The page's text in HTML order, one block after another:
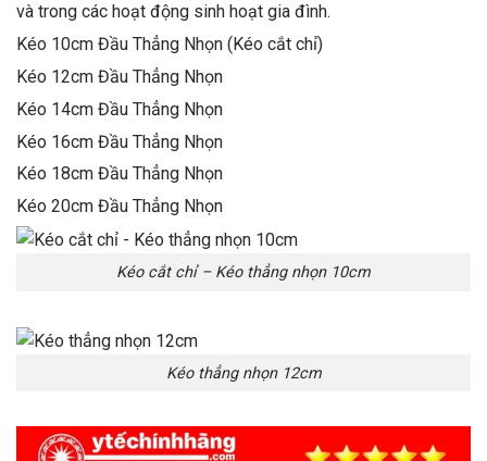
và trong các hoạt động sinh hoạt gia đình.
Kéo 10cm Đầu Thẳng Nhọn (Kéo cắt chỉ)
Kéo 12cm Đầu Thẳng Nhọn
Kéo 14cm Đầu Thẳng Nhọn
Kéo 16cm Đầu Thẳng Nhọn
Kéo 18cm Đầu Thẳng Nhọn
Kéo 20cm Đầu Thẳng Nhọn
Kéo cắt chỉ – Kéo thẳng nhọn 10cm
Kéo thẳng nhọn 12cm